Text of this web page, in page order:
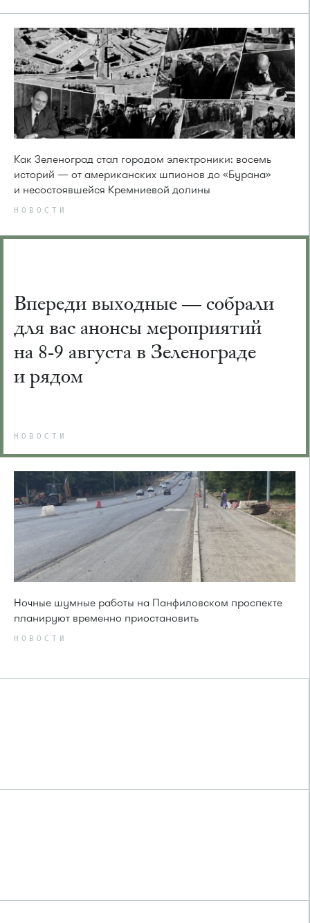
Как Зеленоград стал городом электроники: восемь
историй — от американских шпионов до «Бурана»
и несостоявшейся Кремниевой долины
НОВОСТИ
Впереди выходные — собрали
для вас анонсы мероприятий
на 8-9 августа в Зеленограде
и рядом
НОВОСТИ
Ночные шумные работы на Панфиловском проспекте
планируют временно приостановить
НОВОСТИ